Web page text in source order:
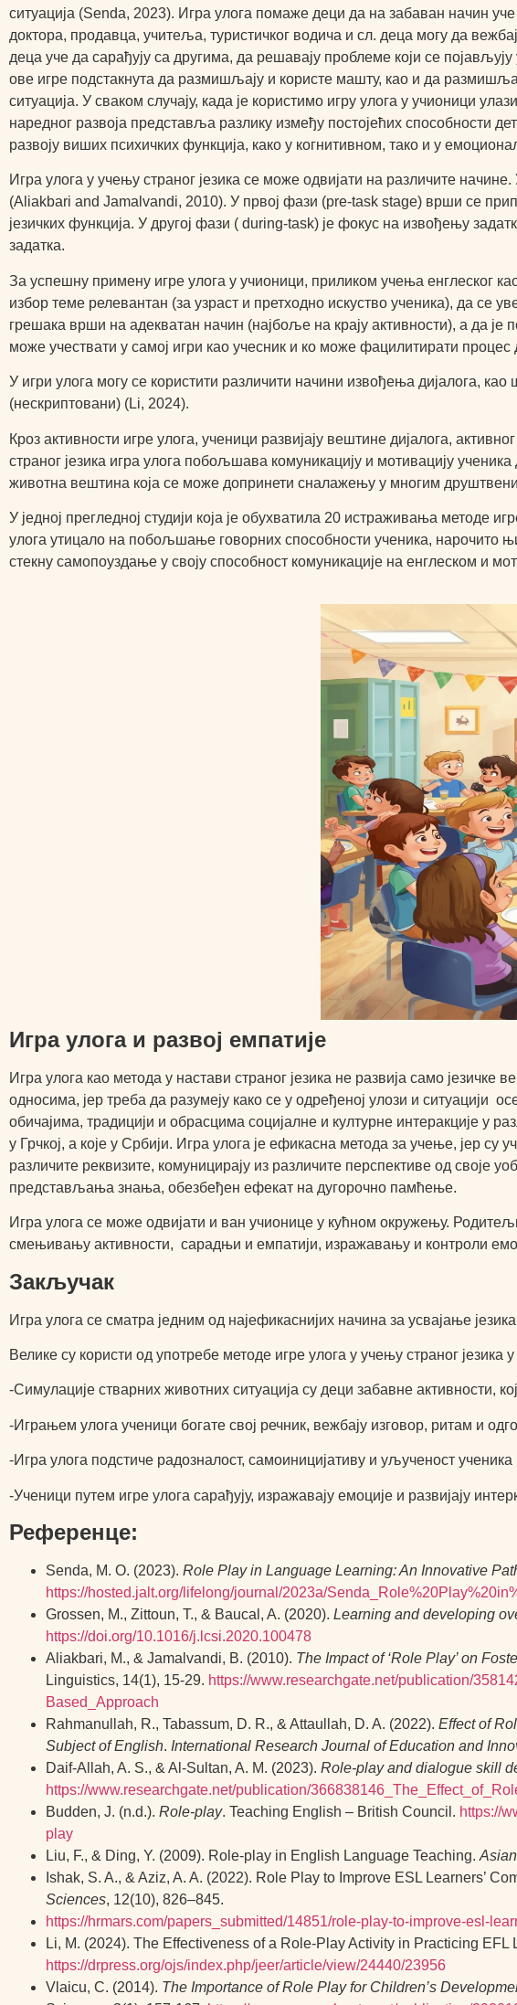
ситуација (Senda, 2023). Игра улога помаже деци да на забаван начин
доктора, продавца, учитеља, туристичког водича и сл. деца могу да
деца уче да сарађују са другима, да решавају проблеме који се
ове игре подстакнута да размишљају и користе машту, као и да
ситуација. У сваком случају, када је користимо игру улога у учионици
наредног развоја представља разлику између постојећих способности
развоју виших психичких функција, како у когнитивном, тако и у
Игра улога у учењу страног језика се може одвијати на различите
(Aliakbari and Jamalvandi, 2010). У првој фази (pre-task stage) врши се
језичких функција. У другој фази ( during-task) је фокус на извођењу
задатка.
За успешну примену игре улога у учионици, приликом учења енглеског
избор теме релевантан (за узраст и претходно искуство ученика), да се
грешака врши на адекватан начин (најбоље на крају активности), а да
може учествати у самој игри као учесник и ко може фацилитирати процес
У игри улога могу се користити различити начини извођења дијалога,
(нескриптовани) (Li, 2024).
Кроз активности игре улога, ученици развијају вештине дијалога,
страног језика игра улога побољшава комуникацију и мотивацију
животна вештина која се може допринети сналажењу у многим
У једној прегледној студији која је обухватила 20 истраживања методе
улога утицало на побољшање говорних способности ученика, нарочито
стекну самопоуздање у своју способност комуникације на енглеском и
Игра улога и развој емпатије
Игра улога као метода у настави страног језика не развија само
односима, јер треба да разумеју како се у одређеној улози и ситуацији
обичајима, традицији и обрасцима социјалне и културне интеракције у
у Грчкој, а које у Србији. Игра улога је ефикасна метода за учење, јер
различите реквизите, комуницирају из различите перспективе од своје
представљања знања, обезбеђен ефекат на дугорочно памћење.
Игра улога се може одвијати и ван учионице у кућном окружењу.
смењивању активности, сарадњи и емпатији, изражавању и контроли
Закључак
Игра улога се сматра једним од најефикаснијих начина за усвајање
Велике су користи од употребе методе игре улога у учењу страног језика
-Симулације стварних животних ситуација су деци забавне активности,
-Играњем улога ученици богате свој речник, вежбају изговор, ритам и
-Игра улога подстиче радозналост, самоиницијативу и уљученост ученика
-Ученици путем игре улога сарађују, изражавају емоције и развијају
Референце:
Senda, M. O. (2023). Role Play in Language Learning: An Innovative
https://hosted.jalt.org/lifelong/journal/2023a/
Grossen, M., Zittoun, T., & Baucal, A. (2020). Learning and developing
https://doi.org/10.1016/j.lcsi.2020.100478
Aliakbari, M., & Jamalvandi, B. (2010). The Impact of ‘Role Play’ on
Linguistics, 14(1), 15‑29. https://www.researchgate.net/publication/
Based_Approach
Rahmanullah, R., Tabassum, D. R., & Attaullah, D. A. (2022). Effect of
Subject of English. International Research Journal of Education and
Daif-Allah, A. S., & Al-Sultan, A. M. (2023). Role-play and dialogue skill
https://www.researchgate.net/publication/
Budden, J. (n.d.). Role-play. Teaching English – British Council. https://
play
Liu, F., & Ding, Y. (2009). Role-play in English Language Teaching.
Ishak, S. A., & Aziz, A. A. (2022). Role Play to Improve ESL Learners’
Sciences, 12(10), 826–845.
https://hrmars.com/papers_submitted/14851/role-play-to-improve-esl-
Li, M. (2024). The Effectiveness of a Role‑Play Activity in Practicing EFL
https://drpress.org/ojs/index.php/jeer/article/view/24440/23956
Vlaicu, C. (2014). The Importance of Role Play for Children’s